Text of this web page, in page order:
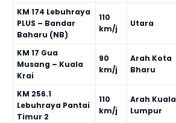
KM 174 Lebuhraya
PLUS – Bandar
Baharu (NB)
110
km/j
Utara
KM 17 Gua
Musang – Kuala
Krai
90
km/j
Arah Kota
Bharu
KM 256.1
Lebuhraya Pantai
Timur 2
110
km/j
Arah Kuala
Lumpur